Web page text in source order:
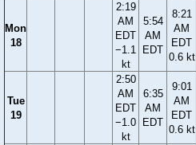
Mon
18
2:19
AM
EDT
−1.1
kt
5:54
AM
EDT
8:21
AM
EDT
0.6 kt
Tue
19
2:50
AM
EDT
−1.0
kt
6:35
AM
EDT
9:01
AM
EDT
0.6 kt